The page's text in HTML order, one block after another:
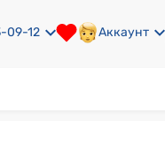
09-12 Аккаунт